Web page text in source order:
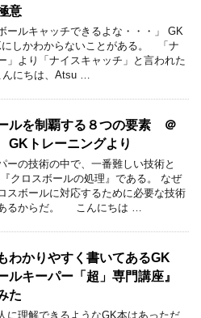
意
ールキャッチできるよな・・・」 GK
しかわからないことがある。 「ナ
」より「ナイスキャッチ」と言われた
にちは、Atsu …
ルを制覇する８つの要素 ＠
トレーニングより
ーの技術の中で、一番難しい技術と
クロスボールの処理』である。 なぜ
スボールに対応するために必要な技術
るからだ。 こんにちは …
わかりやすく書いてあるGK
ルキーパー「超」専門講座』
た
に理解できるようなGK本はあっただ